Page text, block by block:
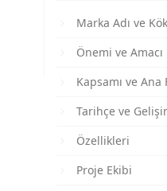
Marka Adı ve
Önemi ve Amacı
Kapsamı ve Ana
Tarihçe ve
Özellikleri
Proje Ekibi